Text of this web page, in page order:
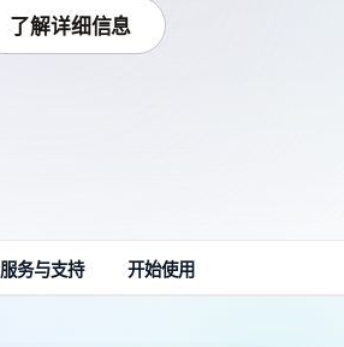
了解详细信息
服务与支持 开始使用